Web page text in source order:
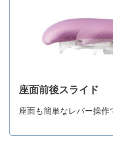
座面前後スライド
座面も簡単なレバー操作